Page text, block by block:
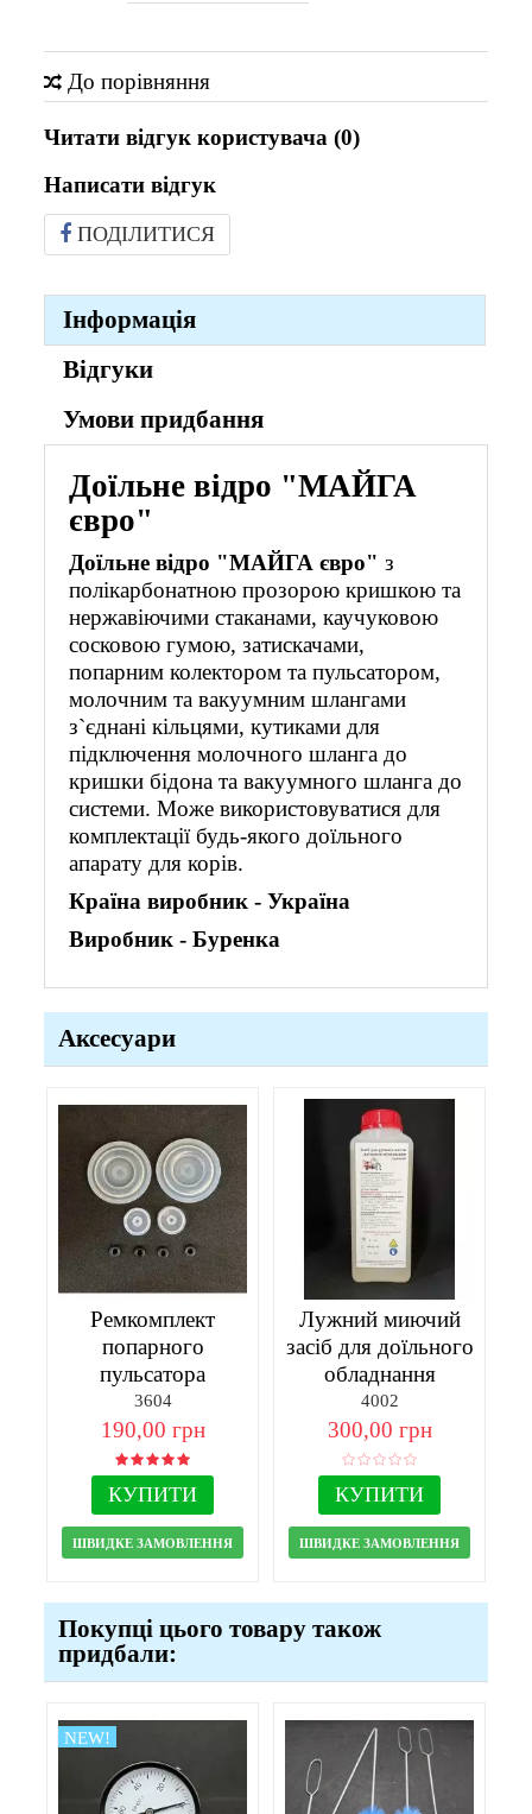
До порівняння
Читати відгук користувача (0)
Написати відгук
ПОДІЛИТИСЯ
Інформація
Відгуки
Умови придбання
Доїльне відро "МАЙГА
євро"
Доїльне відро "МАЙГА євро" з
полікарбонатною прозорою кришкою та
нержавіючими стаканами, каучуковою
сосковою гумою, затискачами,
попарним колектором та пульсатором,
молочним та вакуумним шлангами
з`єднані кільцями, кутиками для
підключеннямолочного шланга до
кришки бідона та вакуумного шланга до
системи. Може використовуватися для
комплектації будь-якого доїльного
апарату для корів.
Країна виробник - Україна
Виробник - Буренка
Аксесуари
Ремкомплект
попарного
пульсатора
3604
190,00 грн
КУПИТИ
ШВИДКЕ ЗАМОВЛЕННЯ
Лужний миючий
засіб для доїльного
обладнання
4002
300,00 грн
КУПИТИ
ШВИДКЕ ЗАМОВЛЕННЯ
Покупці цього товару також
придбали:
NEW!